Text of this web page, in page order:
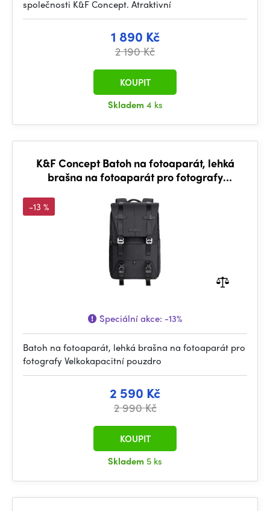
společnosti K&F Concept. Atraktivní
1 890 Kč
2 190 Kč
Skladem4 ks
KOUPIT
K&F Concept Batoh na fotoaparát, lehká
brašna na fotoaparát pro fotografy
pláštěnkou pro 15,6palcový notebook,
digitální zrcadlovky (černý)
-13 %
Speciální akce: -13%
Batoh na fotoaparát, lehká brašna na fotoaparát pro
fotografy Velkokapacitní pouzdro
2 590 Kč
2 990 Kč
Skladem 5 ks
KOUPIT